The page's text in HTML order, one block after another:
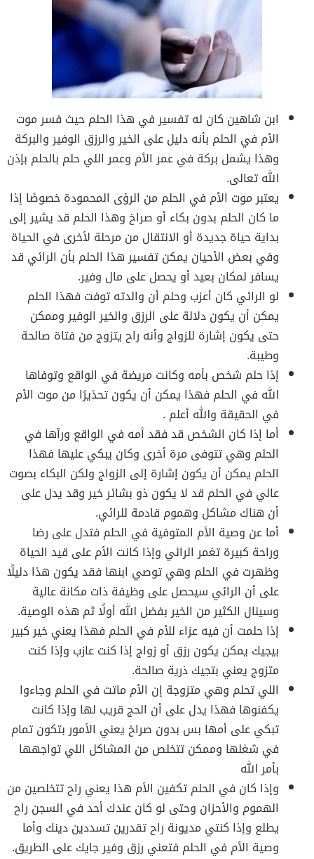
ابن شاهين كان له تفسير في هذا الحلم حيث فسر موت
الأم في الحلم بأنه دليل على الخير والرزق الوفير والبركة
وهذا يشمل بركة في عمر الأم وعمر اللي حلم بالحلم بإذن
الله تعالى.
يعتبر موت الأم في الحلم من الرؤى المحمودة خصوصًا إذا
ما كان الحلم بدون بكاء أو صراخ وهذا الحلم قد يشير إلى
بداية حياة جديدة أو الانتقال من مرحلة لأخرى في الحياة
وفي بعض الأحيان يمكن تفسير هذا الحلم بأن الرائي قد
يسافر لمكان بعيد أو يحصل على مال وفير.
لو الرائي كان أعزب وحلم أن والدته توفت فهذا الحلم
يمكن أن يكون دلالة على الرزق والخير الوفير وممكن
حتى يكون إشارة للزواج وأنه راح يتزوج من فتاة صالحة
وطيبة.
إذا حلم شخص بأمه وكانت مريضة في الواقع وتوفاها
الله في الحلم فهذا يمكن أن يكون تحذيرًا من موت الأم
في الحقيقة والله أعلم .
أما إذا كان الشخص قد فقد أمه في الواقع ورآها في
الحلم وهي تتوفى مرة أخرى وكان يبكي عليها فهذا
الحلم يمكن أن يكون إشارة إلى الزواج ولكن البكاء بصوت
عالي في الحلم قد لا يكون ذو بشائر خير وقد يدل على
أن هناك مشاكل وهموم قادمة للرائي.
أما عن وصية الأم المتوفية في الحلم فتدل على رضا
وراحة كبيرة تغمر الرائي وإذا كانت الأم على قيد الحياة
وظهرت في الحلم وهي توصي ابنها فقد يكون هذا دليلًا
على أن الرائي سيحصل على وظيفة ذات مكانة عالية
وسينال الكثير من الخير بفضل الله أولًا ثم هذه الوصية.
إذا حلمت أن فيه عزاء للأم في الحلم فهذا يعني خير كبير
بيجيك يمكن يكون رزق أو زواج إذا كنت عازب وإذا كنت
متزوج يعني بتجيك ذرية صالحة.
اللي تحلم وهي متزوجة إن الأم ماتت في الحلم وجاءوا
يكفنوها فهذا يدل على أن الحج قريب لها وإذا كانت
تبكي على أمها بس بدون صراخ يعني الأمور بتكون تمام
في شغلها وممكن تتخلص من المشاكل اللي تواجهها
بأمر الله
وإذا كان في الحلم تكفين الأم هذا يعني راح تتخلصين من
الهموم والأحزان وحتى لو كان عندك أحد في السجن راح
يطلع وإذا كنتي مديونة راح تقدرين تسددين دينك وأما
وصية الأم في الحلم فتعني رزق وفير جايك على الطريق.